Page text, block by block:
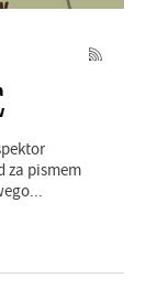
za pismem